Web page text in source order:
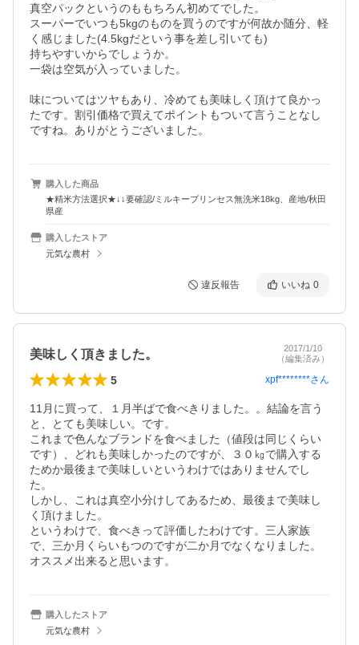
真空パックというのももちろん初めてでした。
スーパーでいつも5kgのものを買うのですが何故か随分、軽
く感じました(4.5kgだという事を差し引いても)
持ちやすいからでしょうか。
一袋は空気が入っていました。
味についてはツヤもあり、冷めても美味しく頂けて良かっ
たです。割引価格で買えてポイントもついて言うことなし
ですね。ありがとうございました。
購入した商品
★精米方法選択★↓↓要確認/ミルキープリンセス無洗米18kg、産地/秋田
県産
購入したストア
元気な農村
違反報告 いいね 0
美味しく頂きました。
2017/1/10
（編集済み）
5 xpf********さん
11月に買って、１月半ばで食べきりました。。結論を言う
と、とても美味しい。です。
これまで色んなブランドを食べました（値段は同じくらい
です）、どれも美味しかったのですが、３０㎏で購入する
ためか最後まで美味しいというわけではありませんでし
た。
しかし、これは真空小分けしてあるため、最後まで美味し
く頂けました。
というわけで、食べきって評価したわけです。三人家族
で、三か月くらいもつのですが二か月でなくなりました。
オススメ出来ると思います。
購入したストア
元気な農村